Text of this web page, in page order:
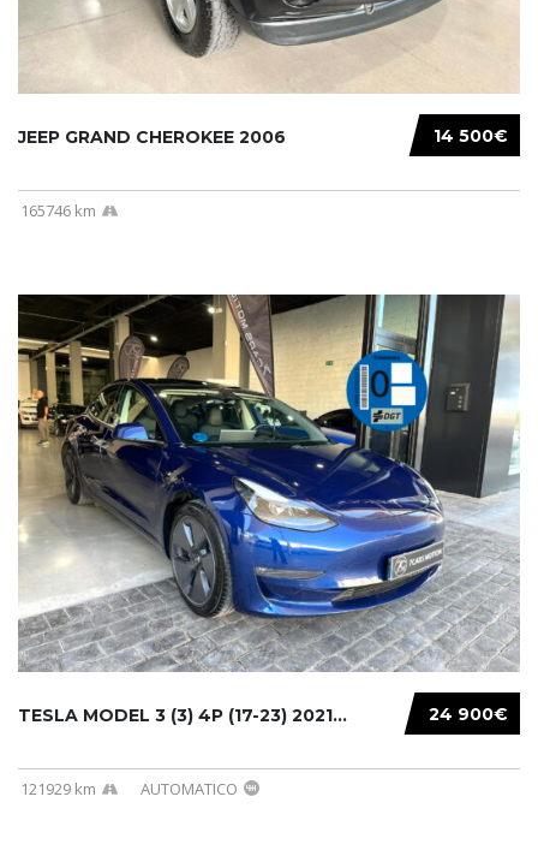
14 500€
JEEP GRAND CHEROKEE 2006
165746 km
24 900€
TESLA MODEL 3 (3) 4P (17-23) 2021...
121929 km AUTOMATICO